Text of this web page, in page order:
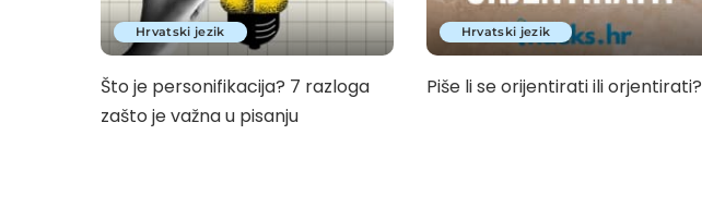
Hrvatski jezik
Što je personifikacija? 7 razloga
zašto je važna u pisanju
Hrvatski jezik
Piše li se orijentirati ili orjentirati?